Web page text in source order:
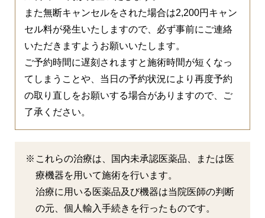
また無断キャンセルをされた場合は2,200円キャン
セル料が発生いたしますので、必ず事前にご連絡
いただきますようお願いいたします。
ご予約時間に遅刻されますと施術時間が短くなっ
てしまうことや、当日の予約状況により再度予約
の取り直しをお願いする場合がありますので、ご
了承ください。
これらの治療は、国内未承認医薬品、または医
療機器を用いて施術を行います。
治療に用いる医薬品及び機器は当院医師の判断
の元、個人輸入手続きを行ったものです。